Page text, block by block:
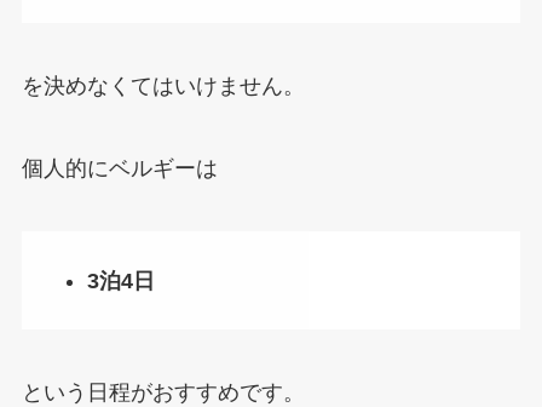
を決めなくてはいけません。
個人的にベルギーは
3泊4日
という日程がおすすめです。